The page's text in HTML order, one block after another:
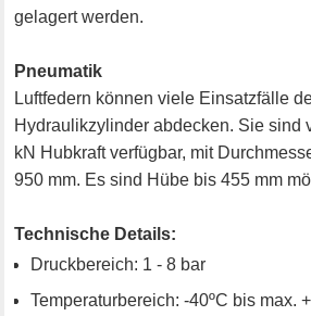
gelagert werden.
Pneumatik
Luftfedern können viele Einsatzfälle
Hydraulikzylinder abdecken. Sie sind
kN Hubkraft verfügbar, mit
950 mm. Es sind Hübe bis 455 mm
Technische Details:
Druckbereich: 1 - 8 bar
Temperaturbereich: -40ºC bis max.